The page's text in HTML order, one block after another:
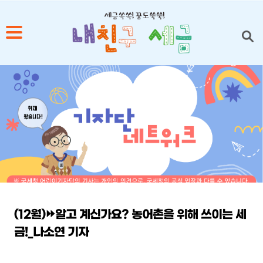
1
4
5
(12월)⏩알고 계신가요? 농어촌을 위해 쓰이는 세
금!_나소연 기자